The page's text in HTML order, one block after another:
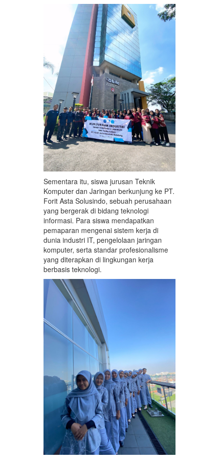
Sementara itu, siswa jurusan Teknik
Komputer dan Jaringan berkunjung ke PT.
Forit Asta Solusindo, sebuah perusahaan
yang bergerak di bidang teknologi
informasi. Para siswa mendapatkan
pemaparan mengenai sistem kerja di
dunia industri IT, pengelolaan jaringan
komputer, serta standar profesionalisme
yang diterapkan di lingkungan kerja
berbasis teknologi.